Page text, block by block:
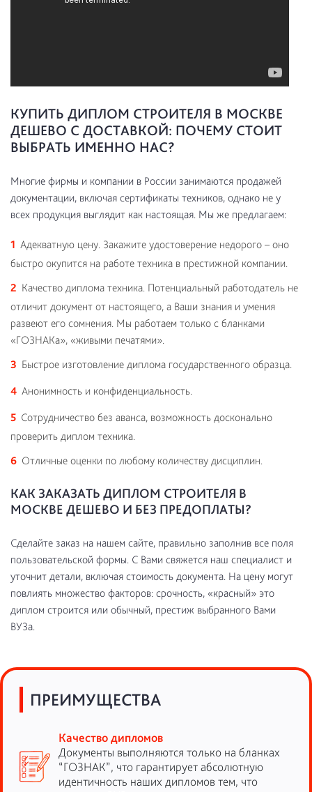
КУПИТЬ ДИПЛОМ СТРОИТЕЛЯ В МОСКВЕ
ДЕШЕВО С ДОСТАВКОЙ: ПОЧЕМУ СТОИТ
ВЫБРАТЬ ИМЕННО НАС?
Многие фирмы и компании в России занимаются продажей
документации, включая сертификаты техников, однако не у
всех продукция выглядит как настоящая. Мы же предлагаем:
Адекватную цену. Закажите удостоверение недорого – оно
быстро окупится на работе техника в престижной компании.
Качество диплома техника. Потенциальный работодатель не
отличит документ от настоящего, а Ваши знания и умения
развеют его сомнения. Мы работаем только с бланками
«ГОЗНАКа», «живыми печатями».
Быстрое изготовление диплома государственного образца.
Анонимность и конфиденциальность.
Сотрудничество без аванса, возможность досконально
проверить диплом техника.
Отличные оценки по любому количеству дисциплин.
КАК ЗАКАЗАТЬ ДИПЛОМ СТРОИТЕЛЯ В
МОСКВЕ ДЕШЕВО И БЕЗ ПРЕДОПЛАТЫ?
Сделайте заказ на нашем сайте, правильно заполнив все поля
пользовательской формы. С Вами свяжется наш специалист и
уточнит детали, включая стоимость документа. На цену могут
повлиять множество факторов: срочность, «красный» это
диплом строится или обычный, престиж выбранного Вами
ВУЗа.
ПРЕИМУЩЕСТВА
Качество дипломов
Документы выполняются только на бланках
“ГОЗНАК”, что гарантирует абсолютную
идентичность наших дипломов тем, что